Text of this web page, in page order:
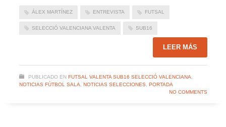
ÁLEX MARTÍNEZ ENTREVISTA FUTSAL
SELECCIÓ VALENCIANA VALENTA SUB16
LEER MÁS
PUBLICADO EN FUTSAL VALENTA SUB16 SELECCIÓ VALENCIANA
NOTICIAS FÚTBOL SALA
NOTICIAS SELECCIONES, PORTADA
NO COMMENTS